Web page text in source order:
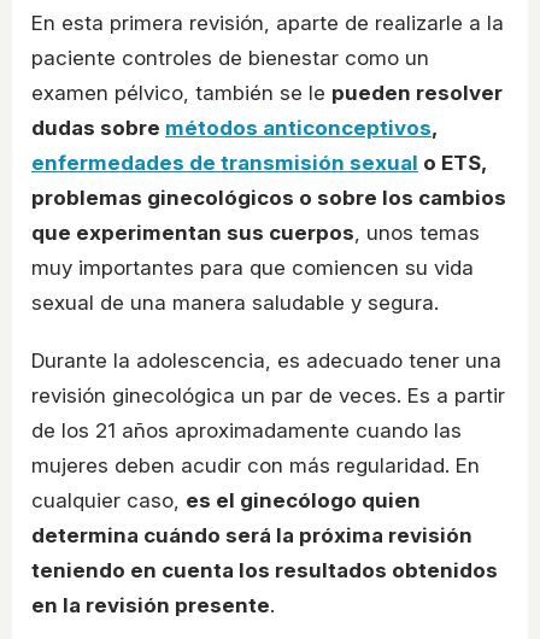
En esta primera revisión, aparte de realizarle a la
paciente controles de bienestar como un
examen pélvico, también se le pueden resolver
dudas sobre métodos anticonceptivos,
enfermedades de transmisión sexual o ETS,
problemas ginecológicos o sobre los cambios
que experimentan sus cuerpos , unos temas
muy importantes para que comiencen su vida
sexual de una manera saludable y segura.
Durante la adolescencia, es adecuado tener una
revisión ginecológica un par de veces. Es a partir
de los 21 años aproximadamente cuando las
mujeres deben acudir con más regularidad. En
cualquier caso, es el ginecólogo quien
determina cuándo será la próxima revisión
teniendo en cuenta los resultados obtenidos
en la revisión presente.